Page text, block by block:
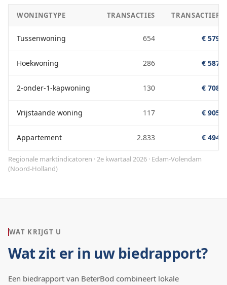
WONINGTYPE TRANSACTIES
Tussenwoning 654 €
Hoekwoning 286 €
2-onder-1-kapwoning 130 €
Vrijstaande woning 117 €
Appartement 2.833 €
Regionale marktindicatoren · 2e kwartaal 2026 · Edam-Volendam
(Noord-Holland)
WAT KRIJGT U
Wat zit er in uw biedrapport?
Een biedrapport van BeterBod combineert lokale